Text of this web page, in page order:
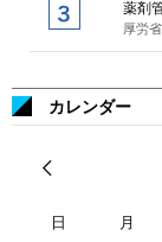
薬剤
厚労
カレンダー
日 月